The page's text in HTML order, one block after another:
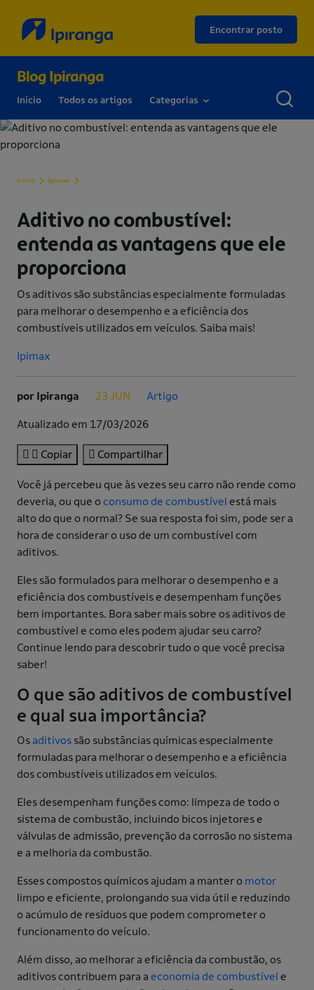
Encontrar posto
Blog Ipiranga
Início Todos os artigos Categorias
Início Ipimax
Aditivo no combustível:
entenda as vantagens que ele
proporciona
Os aditivos são substâncias especialmente formuladas
para melhorar o desempenho e a eficiência dos
combustíveis utilizados em veículos. Saiba mais!
Ipimax
por Ipiranga 23 JUN Artigo
Atualizado em 17/03/2026
Copiar Compartilhar
Você já percebeu que às vezes seu carro não rende como
deveria, ou que oconsumo de combustível está mais
alto do que o normal? Se sua resposta foi sim, pode ser a
hora de considerar o uso de um combustível com
aditivos.
Eles são formulados para melhorar o desempenho e a
eficiência dos combustíveis e desempenham funções
bem importantes. Bora saber mais sobre os aditivos de
combustível e como eles podem ajudar seu carro?
Continue lendo para descobrir tudo o que você precisa
saber!
O que são aditivos de combustível
e qual sua importância?
Os aditivos são substâncias químicas especialmente
formuladas para melhorar o desempenho e a eficiência
dos combustíveis utilizados em veículos.
Eles desempenham funções como: limpeza de todo o
sistema de combustão, incluindo bicos injetores e
válvulas de admissão, prevenção da corrosão no sistema
e a melhoria da combustão.
Esses compostos químicos ajudam a manter o motor
limpo e eficiente, prolongando sua vida útil e reduzindo
o acúmulo de resíduos que podem comprometer o
funcionamento do veículo.
Além disso, ao melhorar a eficiência da combustão, os
aditivos contribuem para a economia de combustível e